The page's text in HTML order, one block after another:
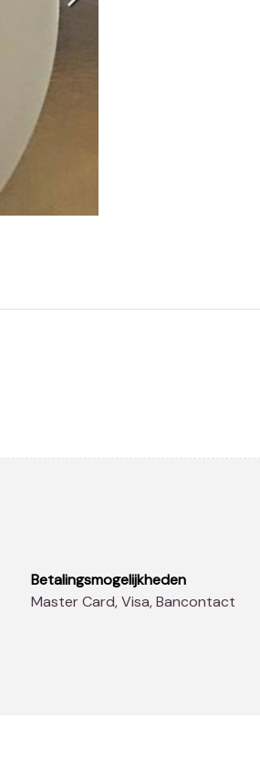
Betalingsmogelijkheden
Master Card, Visa, Bancontact